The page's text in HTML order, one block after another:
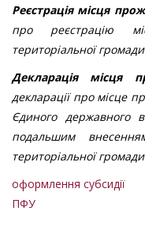
Реєстрація місця
про реєстрацію
територіальної громади
Декларація місця
декларації про місце
Єдиного державного
подальшим
територіальної
оформлення субсидії
ПФУ